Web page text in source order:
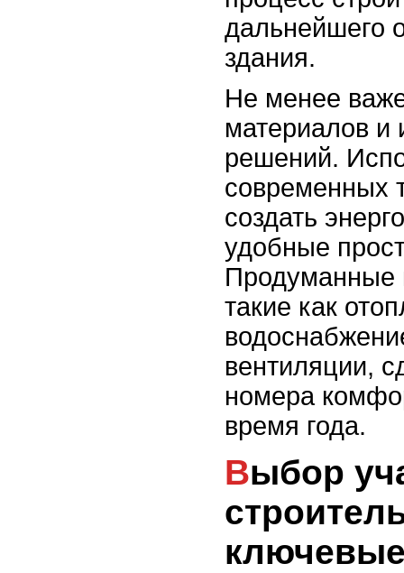
дальнейшего
здания.
Не менее
материалов и
решений.
современных
создать
удобные
Продуманные
такие как
вентиляции,
номера
время года.
Выбор участка для